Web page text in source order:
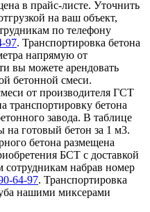
в прайс-листе. Уточнить
на ваш объект,
по телефону
97. Транспортировка бетона
напрямую от
вы можете арендовать
бетонной смеси.
от производителя ГСТ
транспортировку бетона
завода. В таблице
готовый бетон за 1 м3.
бетона размещена
БСТ с доставкой
набрав номер
64-97. Транспортировка
нашими миксерами